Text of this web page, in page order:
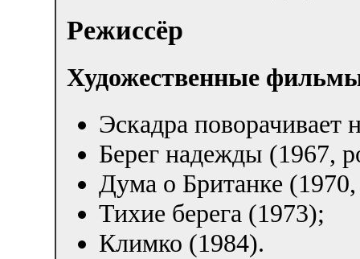
Режиссёр
Художественные
Эскадра поворачивает
Берег надежды (1967,
Дума о Британке
Тихие берега (1973);
Климко (1984).